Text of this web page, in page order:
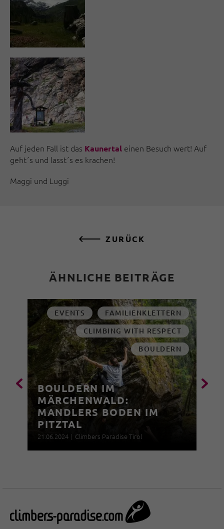
Auf jeden Fall ist das Kaunertal einen Besuch wert! Auf
geht´s und lasst´s es krachen!
Maggi und Luggi
ZURÜCK
ÄHNLICHE BEITRÄGE
EVENTS
FAMILIENKLETTERN
CLIMBING WITH RESPECT
BOULDERN
BOULDERN IM
MÄRCHENWALD:
MANDLERS BODEN IM
PITZTAL
21.06.2024 | Climbers Paradise Tirol